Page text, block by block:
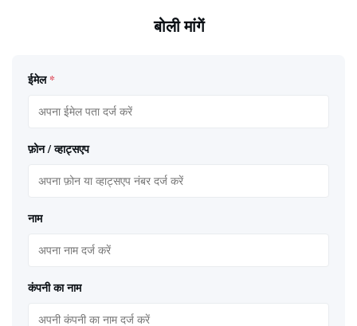
बोली मांगें
ईमेल *
फ़ोन / व्हाट्सएप
नाम
कंपनी का नाम